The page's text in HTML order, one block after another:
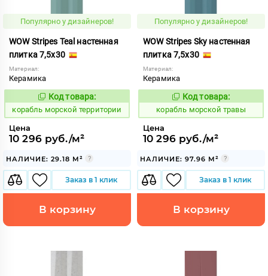
Популярно у дизайнеров!
WOW Stripes Teal настенная
плитка 7,5x30
Материал:
Керамика
773229
Код товара:
корабль морской территории
Цена
10 296 руб./м²
НАЛИЧИЕ: 29.18 М²
Заказ в 1 клик
В корзину
Популярно у дизайнеров!
WOW Stripes Sky настенная
плитка 7,5x30
Материал:
Керамика
773232
Код товара:
корабль морской травы
Цена
10 296 руб./м²
НАЛИЧИЕ: 97.96 М²
Заказ в 1 клик
В корзину